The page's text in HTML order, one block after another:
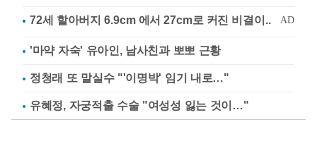
'마약 자숙' 유아인, 남사친과 뽀뽀 근황
정청래 또 말실수 "'이명박' 임기 내로…"
유혜정, 자궁적출 수술 "여성성 잃는 것이…"